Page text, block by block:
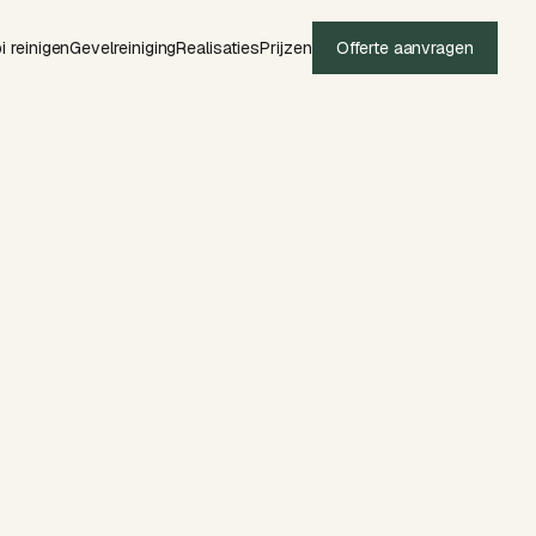
reinigenGevelreinigingRealisatiesPrijzen Offerte aanvragen